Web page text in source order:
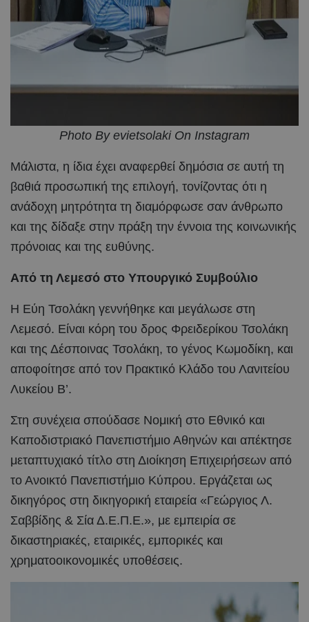
Photo By evietsolaki On Instagram
Μάλιστα, η ίδια έχει αναφερθεί δημόσια σε αυτή τη
βαθιά προσωπική της επιλογή, τονίζοντας ότι η
ανάδοχη μητρότητα τη διαμόρφωσε σαν άνθρωπο
και της δίδαξε στην πράξη την έννοια της κοινωνικής
πρόνοιας και της ευθύνης.
Από τη Λεμεσό στο Υπουργικό Συμβούλιο
Η Εύη Τσολάκη γεννήθηκε και μεγάλωσε στη
Λεμεσό. Είναι κόρη του δρος Φρειδερίκου Τσολάκη
και της Δέσποινας Τσολάκη, το γένος Κωμοδίκη, και
αποφοίτησε από τον Πρακτικό Κλάδο του Λανιτείου
Λυκείου Β’.
Στη συνέχεια σπούδασε Νομική στο Εθνικό και
Καποδιστριακό Πανεπιστήμιο Αθηνών και απέκτησε
μεταπτυχιακό τίτλο στη Διοίκηση Επιχειρήσεων από
το Ανοικτό Πανεπιστήμιο Κύπρου. Εργάζεται ως
δικηγόρος στη δικηγορική εταιρεία «Γεώργιος Λ.
Σαββίδης & Σία Δ.Ε.Π.Ε.», με εμπειρία σε
δικαστηριακές, εταιρικές, εμπορικές και
χρηματοοικονομικές υποθέσεις.